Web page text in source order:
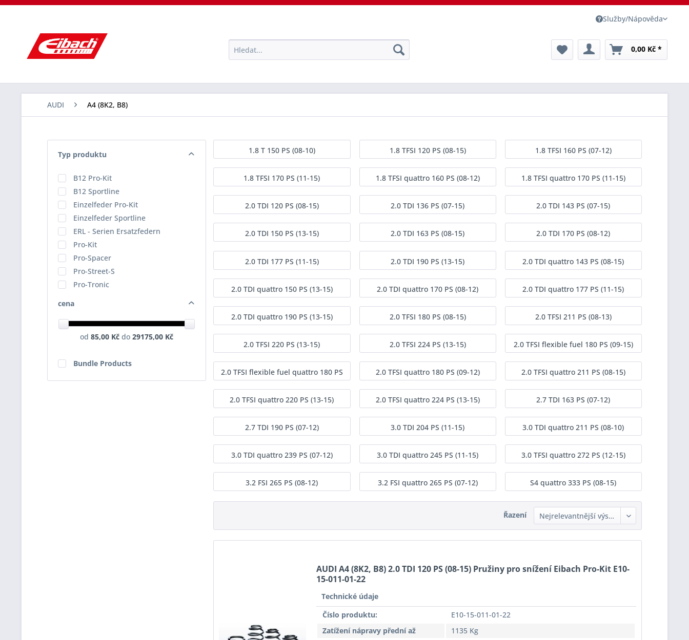
Služby/Nápověda
0,00 Kč *
AUDI A4 (8K2, B8)
Typ produktu
B12 Pro-Kit
B12 Sportline
Einzelfeder Pro-Kit
Einzelfeder Sportline
ERL - Serien Ersatzfedern
Pro-Kit
Pro-Spacer
Pro-Street-S
Pro-Tronic
cena
od 85,00 Kč do 29175,00 Kč
Bundle Products
1.8 T 150 PS (08-10) 1.8 TFSI 120 PS (08-15) 1.8 TFSI 160 PS (07-12)
1.8 TFSI 170 PS (11-15) 1.8 TFSI quattro 160 PS (08-12) 1.8 TFSI quattro 170 PS (11-15)
2.0 TDI 120 PS (08-15) 2.0 TDI 136 PS (07-15) 2.0 TDI 143 PS (07-15)
2.0 TDI 150 PS (13-15) 2.0 TDI 163 PS (08-15) 2.0 TDI 170 PS (08-12)
2.0 TDI 177 PS (11-15) 2.0 TDI 190 PS (13-15) 2.0 TDI quattro 143 PS (08-15)
2.0 TDI quattro 150 PS (13-15) 2.0 TDI quattro 170 PS (08-12) 2.0 TDI quattro 177 PS (11-15)
2.0 TDI quattro 190 PS (13-15) 2.0 TFSI 180 PS (08-15) 2.0 TFSI 211 PS (08-13)
2.0 TFSI 220 PS (13-15) 2.0 TFSI 224 PS (13-15) 2.0 TFSI flexible fuel 180 PS (09-15)
2.0 TFSI flexible fuel quattro 180 PS
(09-15)
2.0 TFSI quattro 180 PS (09-12) 2.0 TFSI quattro 211 PS (08-15)
2.0 TFSI quattro 220 PS (13-15) 2.0 TFSI quattro 224 PS (13-15) 2.7 TDI 163 PS (07-12)
2.7 TDI 190 PS (07-12) 3.0 TDI 204 PS (11-15) 3.0 TDI quattro 211 PS (08-10)
3.0 TDI quattro 239 PS (07-12) 3.0 TDI quattro 245 PS (11-15) 3.0 TFSI quattro 272 PS (12-15)
3.2 FSI 265 PS (08-12) 3.2 FSI quattro 265 PS (07-12) S4 quattro 333 PS (08-15)
Řazení
AUDI A4 (8K2, B8) 2.0 TDI 120 PS (08-15) Pružiny pro snížení Eibach Pro-Kit E10-
15-011-01-22
Technické údaje
Číslo produktu:
E10-15-011-01-22
Zatížení nápravy přední až
1135 Kg